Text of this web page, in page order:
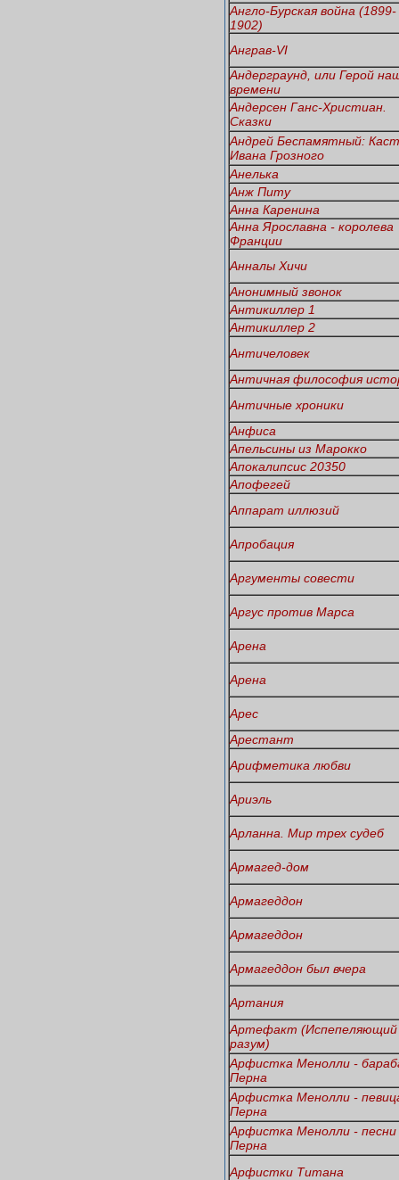
Англо-Бурская война (1899-
1902)
Анграв-VI
Андерграунд, или Герой
времени
Андерсен Ганс-Христиан.
Сказки
Андрей Беспамятный:
Ивана Грозного
Анелька
Анж Питу
Анна Каренина
Анна Ярославна - королева
Франции
Анналы Хичи
Анонимный звонок
Антикиллер 1
Антикиллер 2
Античеловек
Античная философия
Античные хроники
Анфиса
Апельсины из Марокко
Апокалипсис 20350
Апофегей
Аппарат иллюзий
Апробация
Аргументы совести
Аргус против Марса
Арена
Арена
Арес
Арестант
Арифметика любви
Ариэль
Арланна. Мир трех судеб
Армагед-дом
Армагеддон
Армагеддон
Армагеддон был вчера
Артания
Артефакт (Испепеляющий
разум)
Арфистка Менолли -
Перна
Арфистка Менолли -
Перна
Арфистка Менолли - песни
Перна
Арфистки Титана